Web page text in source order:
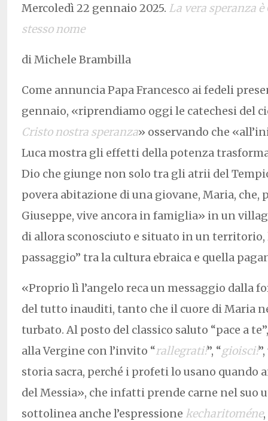
Mercoledì 22 gennaio 2025. La vera speranza
stesso nome
di Michele Brambilla
Come annuncia Papa Francesco ai fedeli
gennaio, «riprendiamo oggi le catechesi del
Cristo nostra speranza» osservando che
Luca mostra gli effetti della potenza
Dio che giunge non solo tra gli atrii del
povera abitazione di una giovane, Maria, che,
Giuseppe, vive ancora in famiglia» in un
di allora sconosciuto e situato in un territorio,
passaggio” tra la cultura ebraica e quella
«Proprio lì l’angelo reca un messaggio dalla
del tutto inauditi, tanto che il cuore di Maria
turbato. Al posto del classico saluto “pace a
alla Vergine con l’invito “rallegrati!”, “gioisci!
storia sacra, perché i profeti lo usano quando
del Messia», che infatti prende carne nel suo
sottolinea anche l’espressione kecharitoméne